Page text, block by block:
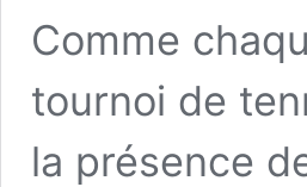
Comme
tournoi de
la présence